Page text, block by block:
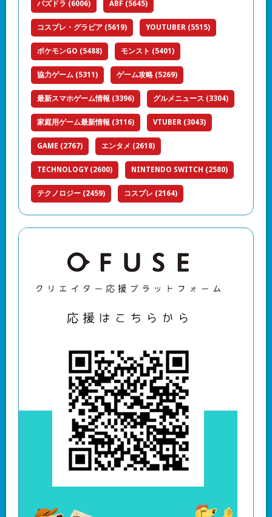
パズドラ (6006) ABF (5645)
コスプレ・グラビア (5619) YOUTUBER (5515)
ポケモンGO (5488) モンスト (5401)
協力ゲーム (5311) ゲーム攻略 (5269)
最新スマホゲーム情報 (3396) グルメニュース (3304)
家庭用ゲーム最新情報 (3116) VTUBER (3043)
GAME (2767) エンタメ (2618)
TECHNOLOGY(2600) NINTENDO SWITCH (2580)
テクノロジー (2459) コスプレ (2164)